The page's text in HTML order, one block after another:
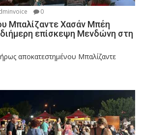
0
Μπαλίζαντε Χασάν Μπέη
επίσκεψη Μενδώνη στη
αποκατεστημένου Μπαλίζαντε